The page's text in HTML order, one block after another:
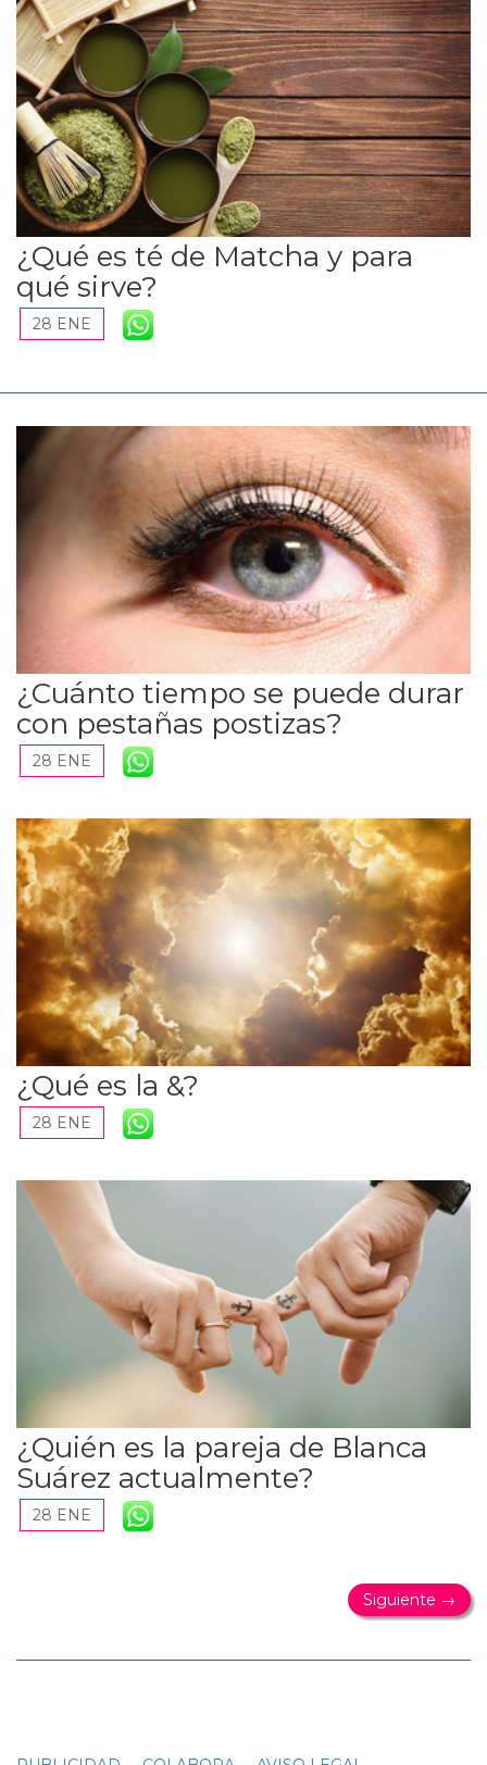
¿Qué es té de Matcha y para
qué sirve?
28 ENE
¿Cuánto tiempo se puede durar
con pestañas postizas?
28 ENE
¿Qué es la &?
28 ENE
¿Quién es la pareja de Blanca
Suárez actualmente?
28 ENE
Siguiente →